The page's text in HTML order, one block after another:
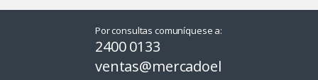
Por consultas comuníquese a:
2400 0133
ventas@mercadoel